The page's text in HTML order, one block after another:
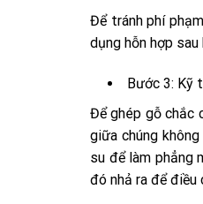
Để tránh phí
dụng hỗn hợp
Bước 3: Kỹ
Để ghép gỗ chắc
giữa chúng
su để làm phẳng
đó nhả ra để điều